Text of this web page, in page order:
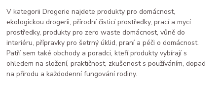
V kategorii Drogerie najdete produkty pro domácnost,
ekologickou drogerii, přírodní čisticí prostředky, prací a mycí
prostředky, produkty pro zero waste domácnost, vůně do
interiéru, přípravky pro šetrný úklid, praní a péči o domácnost.
Patří sem také obchody a poradci, kteří produkty vybírají s
ohledem na složení, praktičnost, zkušenost s používáním, dopad
na přírodu a každodenní fungování rodiny.